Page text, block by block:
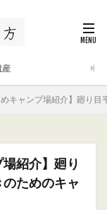
産
めキャンプ場紹介】廻り
場紹介】廻り
ためのキャ